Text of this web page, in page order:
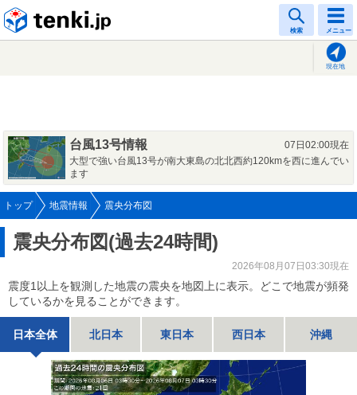
検索 メニュー
現在地
台風13号情報
07日02:00現在
大型で強い台風13号が南大東島の北北西約120kmを西に進んでい
ます
トップ 地震情報 震央分布図
震央分布図(過去24時間)
2026年08月07日03:30現在
震度1以上を観測した地震の震央を地図上に表示。どこで地震が頻発
しているかを見ることができます。
日本全体 北日本 東日本 西日本 沖縄